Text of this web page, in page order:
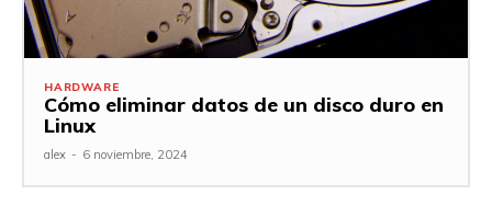
HARDWARE
Cómo eliminar datos de un disco duro en
Linux
alex - 6 noviembre, 2024